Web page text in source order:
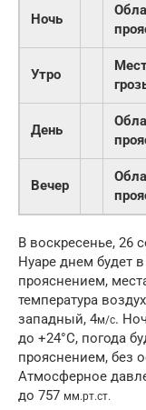
Ночь
Утро
День
Вечер
В воскресенье, 26
Нуаре днем будет
прояснением,
температура
западный, 4м/с.
до +24°C, погода
прояснением, без
Атмосферное
до 757 мм.рт.ст.